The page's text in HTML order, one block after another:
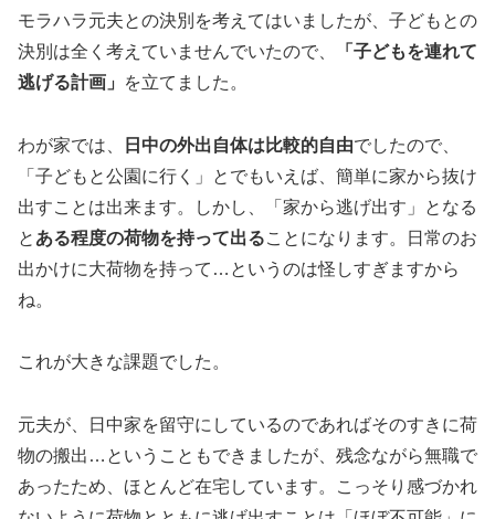
モラハラ元夫との決別を考えてはいましたが、子どもとの
決別は全く考えていませんでいたので、
「子どもを連れて
逃げる計画」
を立てました。
わが家では、 日中の外出自体は比較的自由でしたので、
「子どもと公園に行く」とでもいえば、簡単に家から抜け
出すことは出来ます。しかし、「家から逃げ出す」となる
と ある程度の荷物を持って出ることになります。日常のお
出かけに大荷物を持って…というのは怪しすぎますから
ね。
これが大きな課題でした。
元夫が、日中家を留守にしているのであればそのすきに荷
物の搬出…ということもできましたが、残念ながら無職で
あったため、ほとんど在宅しています。こっそり感づかれ